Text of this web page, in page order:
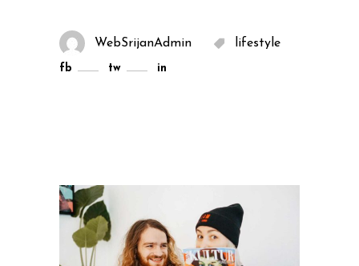
WebSrijanAdmin lifestyle
fb tw in